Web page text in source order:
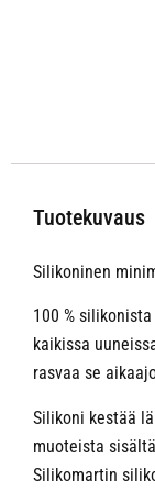
Tuotekuvaus
Silikoninen
100 %
kaikissa
rasvaa se
Silikoni kestää
muoteista
Silikomartin